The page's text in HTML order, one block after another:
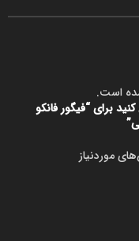
است.
برای “فیگور فانکو
موردنیاز